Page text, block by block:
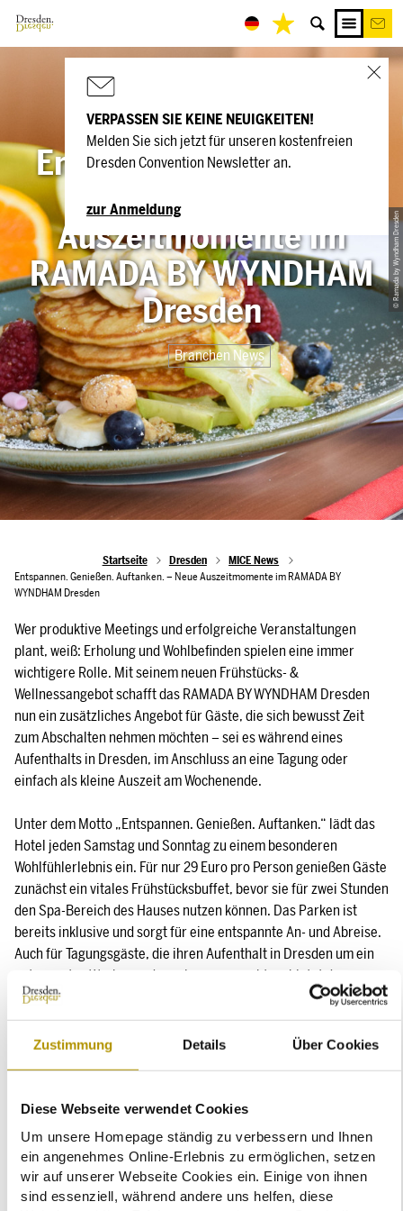
Zustimmung Details Über Cookies
Diese Webseite verwendet Cookies
Um unsere Homepage ständig zu verbessern und Ihnen
ein angenehmes Online-Erlebnis zu ermöglichen, setzen
wir auf unserer Webseite Cookies ein. Einige von ihnen
sind essenziell, während andere uns helfen, diese
VERPASSEN SIE KEINE NEUIGKEITEN!
Melden Sie sich jetzt für unseren kostenfreien
Dresden Convention Newsletter an.
zur Anmeldung
© Ramada by Wyndham Dresden
Entspannen. Genießen.
Auftanken. – Neue
Auszeitmomente im
RAMADA BY WYNDHAM
Dresden
Branchen News
Startseite Dresden
MICE News
Entspannen. Genießen. Auftanken. – Neue Auszeitmomente im RAMADA BY
WYNDHAM Dresden
Wer produktive Meetings und erfolgreiche Veranstaltungen
plant, weiß: Erholung und Wohlbefinden spielen eine immer
wichtigere Rolle. Mit seinem neuen Frühstücks- &
Wellnessangebot schafft das RAMADA BY WYNDHAM Dresden
nun ein zusätzliches Angebot für Gäste, die sich bewusst Zeit
zum Abschalten nehmen möchten – sei es während eines
Aufenthalts in Dresden, im Anschluss an eine Tagung oder
einfach als kleine Auszeit am Wochenende.
Unter dem Motto „Entspannen. Genießen. Auftanken.“ lädt das
Hotel jeden Samstag und Sonntag zu einem besonderen
Wohlfühlerlebnis ein. Für nur 29 Euro pro Person genießen Gäste
zunächst ein vitales Frühstücksbuffet, bevor sie für zwei Stunden
den Spa-Bereich des Hauses nutzen können. Das Parken ist
bereits inklusive und sorgt für eine entspannte An- und Abreise.
Auch für Tagungsgäste, die ihren Aufenthalt in Dresden um ein
entspanntes Wochenende verlängern möchten, bietet das
Arrangement eine ideale Gelegenheit, die Balance zwischen
Produktivität und Erholung zu finden. So wird aus einer
Geschäftsreise schnell ein rundum gelungenes Erlebnis.
sowie auf Anfrage und nach Verfügbarkeit buchbar. Feiertage
Sonntag fallen, sind ausgeschlossen.
Weitere Informationen und Reservierungen: